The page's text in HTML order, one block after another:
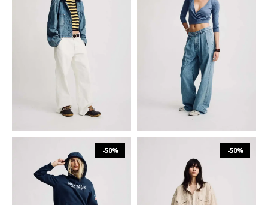
₪1,710
855
24 25
27
28
₪1,310
₪655
23 24
-50%
-50%